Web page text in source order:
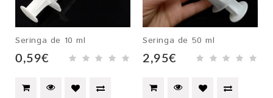
Seringa de 10 ml
0,59€
Seringa de 50 ml
2,95€